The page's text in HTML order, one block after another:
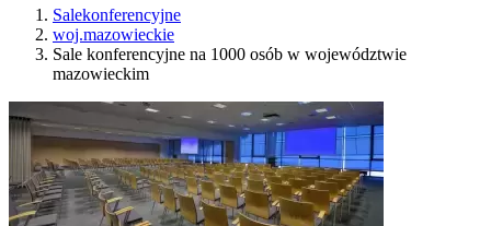
Salekonferencyjne
woj.mazowieckie
Sale konferencyjne na 1000 osób w województwie
mazowieckim